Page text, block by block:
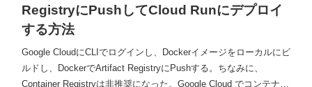
RegistryにPushしてCloud Runにデプロイ
する方法
Google CloudにCLIでログインし、Dockerイメージをローカルにビ
ルドし、DockerでArtifact RegistryにPushする。ちなみに、
Container Registryは非推奨になった。Google Cloud でコンテナの